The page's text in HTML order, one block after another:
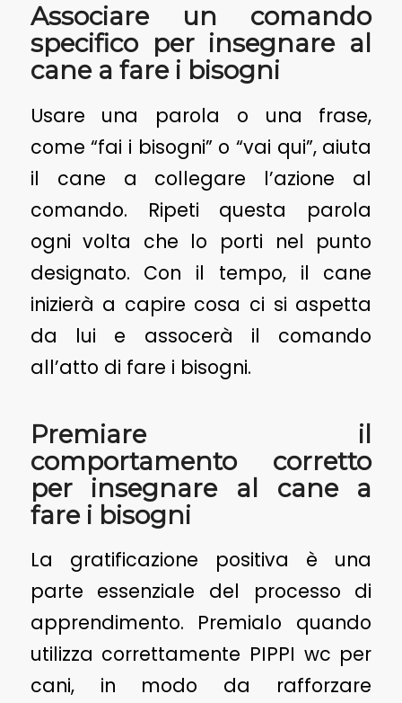
Associare un comando
specifico per insegnare al
cane a fare i bisogni
Usare una parola o una frase,
come “fai i bisogni” o “vai qui”, aiuta
il cane a collegare l’azione al
comando. Ripeti questa parola
ogni volta che lo porti nel punto
designato. Con il tempo, il cane
inizierà a capire cosa ci si aspetta
da lui e assocerà il comando
all’atto di fare i bisogni.
Premiare il
comportamento corretto
per insegnare al cane a
fare i bisogni
La gratificazione positiva è una
parte essenziale del processo di
apprendimento. Premialo quando
utilizza correttamente PIPPI wc per
cani, in modo da rafforzare